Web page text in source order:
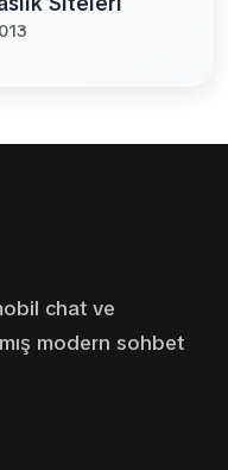
chat ve
modern sohbet